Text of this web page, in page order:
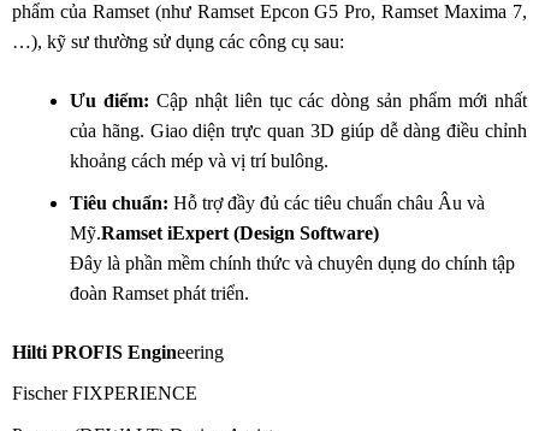
phẩm của Ramset (như Ramset Epcon G5 Pro, Ramset Maxima 7,
…), kỹ sư thường sử dụng các công cụ sau:
Ưu điểm: Cập nhật liên tục các dòng sản phẩm mới nhất
của hãng. Giao diện trực quan 3D giúp dễ dàng điều chỉnh
khoảng cách mép và vị trí bulông.
Tiêu chuẩn: Hỗ trợ đầy đủ các tiêu chuẩn châu Âu và
Mỹ.Ramset iExpert (Design Software)
Đây là phần mềm chính thức và chuyên dụng do chính tập
đoàn Ramset phát triển.
Hilti PROFIS Engineering
Fischer FIXPERIENCE